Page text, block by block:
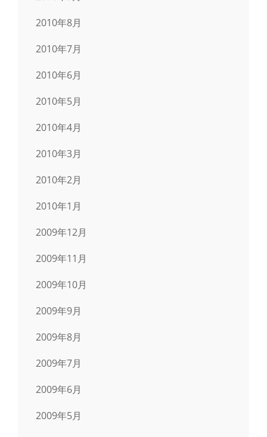
2010年8月
2010年7月
2010年6月
2010年5月
2010年4月
2010年3月
2010年2月
2010年1月
2009年12月
2009年11月
2009年10月
2009年9月
2009年8月
2009年7月
2009年6月
2009年5月